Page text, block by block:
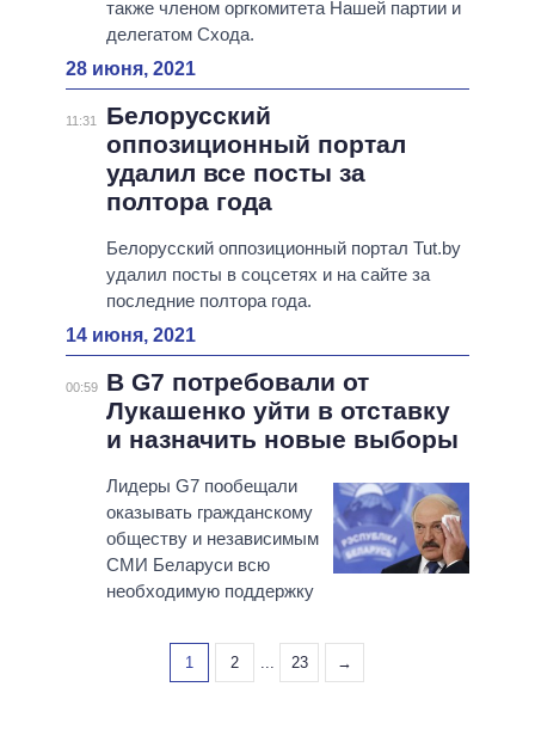
также членом оргкомитета Нашей партии и
делегатом Схода.
28 июня, 2021
11:31
Белорусский
оппозиционный портал
удалил все посты за
полтора года
Белорусский оппозиционный портал Tut.by
удалил посты в соцсетях и на сайте за
последние полтора года.
14 июня, 2021
00:59
В G7 потребовали от
Лукашенко уйти в отставку
и назначить новые выборы
Лидеры G7 пообещали
оказывать гражданскому
обществу и независимым
СМИ Беларуси всю
необходимую поддержку
1 2 ... 23 →